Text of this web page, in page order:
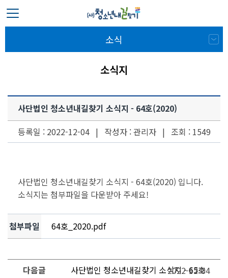
소식
소식지
사단법인 청소년내길찾기 소식지 - 64호(2020)
등록일 : 2022-12-04 | 작성자 : 관리자 | 조회 : 1549
사단법인 청소년내길찾기 소식지 - 64호(2020) 입니다.
소식지는 첨부파일을 다운받아 주세요!
첨부파일 64호_2020.pdf
다음글
사단법인 청소년내길찾기 소식지 - 65호
2022-12-04